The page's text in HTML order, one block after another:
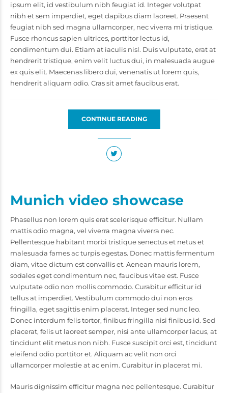
ipsum elit, id vestibulum nibh feugiat id. Integer volutpat
nibh et sem imperdiet, eget dapibus diam laoreet. Praesent
feugiat nibh sed magna ullamcorper, nec viverra mi tristique.
Fusce rhoncus sapien ultrices, porttitor lectus id,
condimentum dui. Etiam at iaculis nisl. Duis vulputate, erat at
hendrerit tristique, enim velit luctus dui, in malesuada augue
ex quis elit. Maecenas libero dui, venenatis ut lorem quis,
hendrerit aliquam odio. Cras sit amet faucibus erat.
CONTINUE READING
Munich video showcase
Phasellus non lorem quis erat scelerisque efficitur. Nullam
mattis odio magna, vel viverra magna viverra nec.
Pellentesque habitant morbi tristique senectus et netus et
malesuada fames ac turpis egestas. Donec mattis fermentum
diam, vitae dictum est convallis et. Aenean mauris lorem,
sodales eget condimentum nec, faucibus vitae est. Fusce
vulputate odio non mollis commodo. Curabitur efficitur id
tellus at imperdiet. Vestibulum commodo dui non eros
fringilla, eget sagittis enim placerat. Integer sed nunc leo.
Donec interdum felis tortor, finibus fringilla nisi finibus id. Sed
placerat, felis ut laoreet semper, nisi ante ullamcorper lacus, at
tincidunt elit metus non nibh. Fusce suscipit orci est, tincidunt
eleifend odio porttitor et. Aliquam ac velit non orci
ullamcorper molestie at ac enim. Curabitur in placerat mi.
Mauris dignissim efficitur magna nec pellentesque. Curabitur